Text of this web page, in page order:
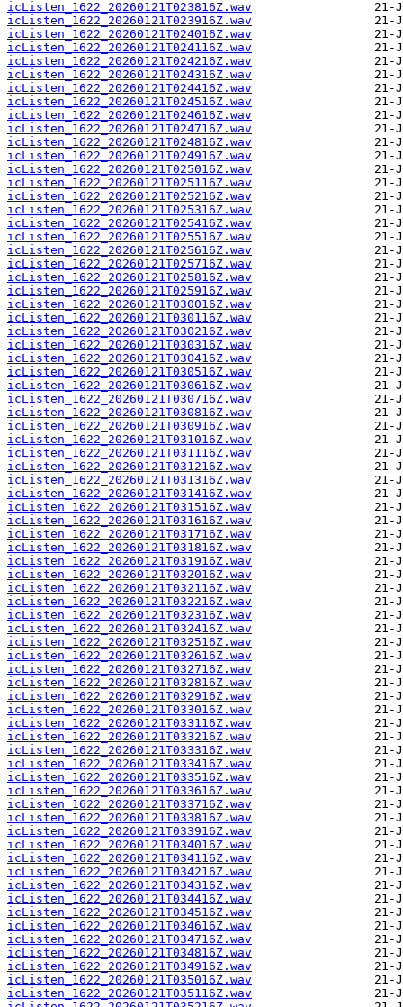
icListen_1622_20260121T023816Z.wav
icListen_1622_20260121T023916Z.wav
icListen_1622_20260121T024016Z.wav
icListen_1622_20260121T024116Z.wav
icListen_1622_20260121T024216Z.wav
icListen_1622_20260121T024316Z.wav
icListen_1622_20260121T024416Z.wav
icListen_1622_20260121T024516Z.wav
icListen_1622_20260121T024616Z.wav
icListen_1622_20260121T024716Z.wav
icListen_1622_20260121T024816Z.wav
icListen_1622_20260121T024916Z.wav
icListen_1622_20260121T025016Z.wav
icListen_1622_20260121T025116Z.wav
icListen_1622_20260121T025216Z.wav
icListen_1622_20260121T025316Z.wav
icListen_1622_20260121T025416Z.wav
icListen_1622_20260121T025516Z.wav
icListen_1622_20260121T025616Z.wav
icListen_1622_20260121T025716Z.wav
icListen_1622_20260121T025816Z.wav
icListen_1622_20260121T025916Z.wav
icListen_1622_20260121T030016Z.wav
icListen_1622_20260121T030116Z.wav
icListen_1622_20260121T030216Z.wav
icListen_1622_20260121T030316Z.wav
icListen_1622_20260121T030416Z.wav
icListen_1622_20260121T030516Z.wav
icListen_1622_20260121T030616Z.wav
icListen_1622_20260121T030716Z.wav
icListen_1622_20260121T030816Z.wav
icListen_1622_20260121T030916Z.wav
icListen_1622_20260121T031016Z.wav
icListen_1622_20260121T031116Z.wav
icListen_1622_20260121T031216Z.wav
icListen_1622_20260121T031316Z.wav
icListen_1622_20260121T031416Z.wav
icListen_1622_20260121T031516Z.wav
icListen_1622_20260121T031616Z.wav
icListen_1622_20260121T031716Z.wav
icListen_1622_20260121T031816Z.wav
icListen_1622_20260121T031916Z.wav
icListen_1622_20260121T032016Z.wav
icListen_1622_20260121T032116Z.wav
icListen_1622_20260121T032216Z.wav
icListen_1622_20260121T032316Z.wav
icListen_1622_20260121T032416Z.wav
icListen_1622_20260121T032516Z.wav
icListen_1622_20260121T032616Z.wav
icListen_1622_20260121T032716Z.wav
icListen_1622_20260121T032816Z.wav
icListen_1622_20260121T032916Z.wav
icListen_1622_20260121T033016Z.wav
icListen_1622_20260121T033116Z.wav
icListen_1622_20260121T033216Z.wav
icListen_1622_20260121T033316Z.wav
icListen_1622_20260121T033416Z.wav
icListen_1622_20260121T033516Z.wav
icListen_1622_20260121T033616Z.wav
icListen_1622_20260121T033716Z.wav
icListen_1622_20260121T033816Z.wav
icListen_1622_20260121T033916Z.wav
icListen_1622_20260121T034016Z.wav
icListen_1622_20260121T034116Z.wav
icListen_1622_20260121T034216Z.wav
icListen_1622_20260121T034316Z.wav
icListen_1622_20260121T034416Z.wav
icListen_1622_20260121T034516Z.wav
icListen_1622_20260121T034616Z.wav
icListen_1622_20260121T034716Z.wav
icListen_1622_20260121T034816Z.wav
icListen_1622_20260121T034916Z.wav
icListen_1622_20260121T035016Z.wav
icListen_1622_20260121T035116Z.wav